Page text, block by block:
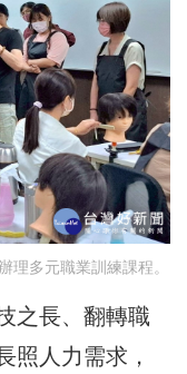
理多元職業訓練課程。
之長、翻轉職
照人力需求，